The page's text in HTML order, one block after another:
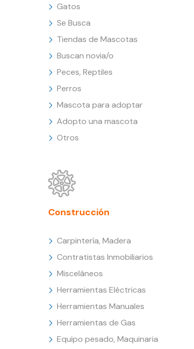
Gatos
Se Busca
Tiendas de Mascotas
Buscan novia/o
Peces, Reptiles
Perros
Mascota para adoptar
Adopto una mascota
Otros
Construcción
Carpintería, Madera
Contratistas Inmobiliarios
Misceláneos
Herramientas Eléctricas
Herramientas Manuales
Herramientas de Gas
Equipo pesado, Maquinaria